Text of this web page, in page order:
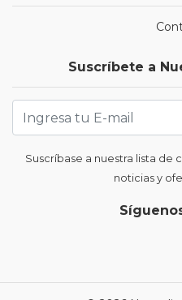
Suscríbete a
Suscríbase a nuestra lista
noticias y